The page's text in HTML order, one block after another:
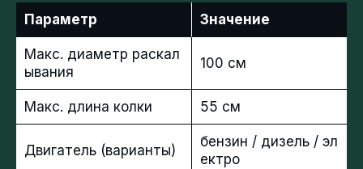
Параметр Значение
Макс. диаметр раскал
ывания
100 см
Макс. длина колки 55 см
Двигатель (варианты)
бензин / дизель / эл
ектро